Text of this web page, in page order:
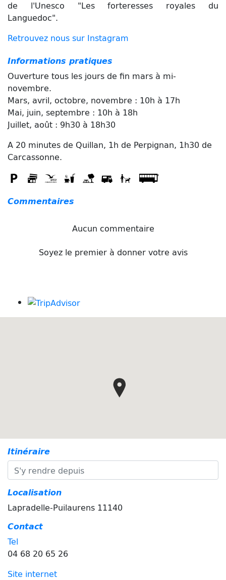
de l'Unesco "Les forteresses royales du
Languedoc".
Retrouvez nous sur Instagram
Informations pratiques
Ouverture tous les jours de fin mars à mi-
novembre.
Mars, avril, octobre, novembre : 10h à 17h
Mai, juin, septembre : 10h à 18h
Juillet, août : 9h30 à 18h30
A 20 minutes de Quillan, 1h de Perpignan, 1h30 de
Carcassonne.
Commentaires
Aucun commentaire
Soyez le premier à donner votre avis
Itinéraire
Localisation
Lapradelle-Puilaurens 11140
Contact
Tel
04 68 20 65 26
Site internet